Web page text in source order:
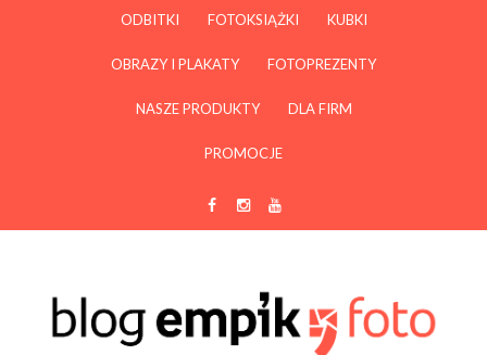
ODBITKI FOTOKSIĄŻKI KUBKI
OBRAZY I PLAKATY FOTOPREZENTY
NASZE PRODUKTY DLA FIRM
PROMOCJE